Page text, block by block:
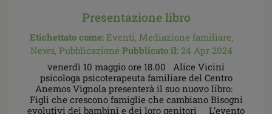
Presentazione libro
Etichettato come: Eventi, Mediazione familiare,
News, Pubblicazione Pubblicato il: 24 Apr 2024
venerdì 10 maggio ore 18.00 Alice Vicini
psicologa psicoterapeuta familiare del Centro
Anemos Vignola presenterà il suo nuovo libro:
Figli che crescono famiglie che cambiano Bisogni
evolutivi dei bambini e dei loro genitori L’evento